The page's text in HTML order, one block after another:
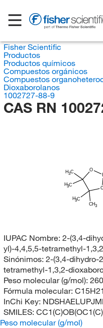
Fisher Scientific
Productos
Productos químicos
Compuestos orgánicos
Compuestos
Dioxaborolanos
1002727-88-9
CAS RN
O
H3C
H3C
CH3
H3C
IUPAC Nombre: 2-(3,4-
yl)-4,4,5,5-tetramethyl-
Sinónimos: 2-(3,4-dihydro-
tetramethyl-1,3,2-
Peso molecular (g/mol):
Fórmula molecular:
InChi Key:
SMILES:
Peso molecular (g/mol)